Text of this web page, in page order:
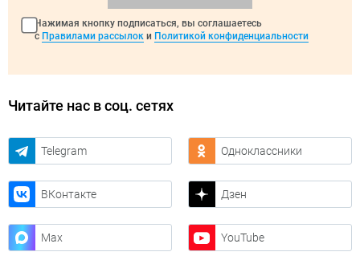
Нажимая кнопку подписаться, вы соглашаетесь
с Правилами рассылок и Политикой конфиденциальности
Читайте нас в соц. сетях
Telegram Одноклассники
ВКонтакте Дзен
Max YouTube